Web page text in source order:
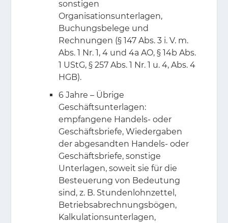
sonstigen
Organisationsunterlagen,
Buchungsbelege und
Rechnungen (§ 147 Abs. 3 i. V. m.
Abs. 1 Nr. 1, 4 und 4a AO, § 14b Abs.
1 UStG, § 257 Abs. 1 Nr. 1 u. 4, Abs. 4
HGB).
6 Jahre – Übrige
Geschäftsunterlagen:
empfangene Handels- oder
Geschäftsbriefe, Wiedergaben
der abgesandten Handels- oder
Geschäftsbriefe, sonstige
Unterlagen, soweit sie für die
Besteuerung von Bedeutung
sind, z. B. Stundenlohnzettel,
Betriebsabrechnungsbögen,
Kalkulationsunterlagen,